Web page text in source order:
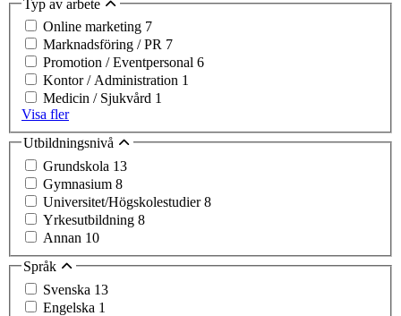
Typ av arbete
Online marketing 7
Marknadsföring / PR 7
Promotion / Eventpersonal 6
Kontor / Administration 1
Medicin / Sjukvård 1
Visa fler
Utbildningsnivå
Grundskola 13
Gymnasium 8
Universitet/Högskolestudier8
Yrkesutbildning 8
Annan 10
Språk
Svenska 13
Engelska 1